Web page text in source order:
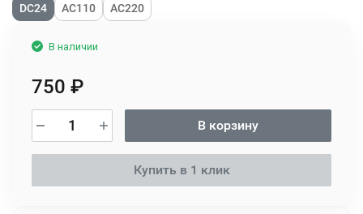
DC24 AC110 AC220
В наличии
750 ₽
В корзину
Купить в 1 клик